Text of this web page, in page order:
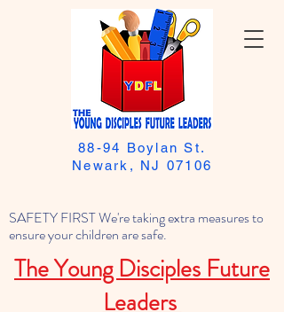
SAFETY FIRST We're taking extra measures to
ensure your children are safe.
The Young Disciples Future
Leaders
88-94 Boylan St.
Newark, NJ 07106